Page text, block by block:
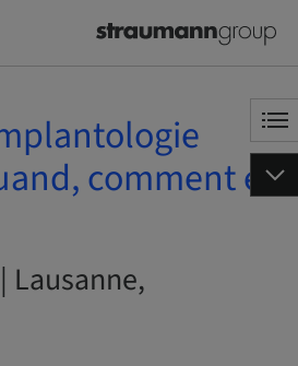
comment et
Lausanne,